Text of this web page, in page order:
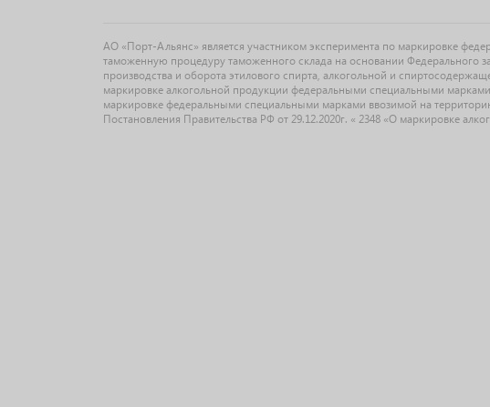
АО «Порт-Альянс» является участником эксперимента по маркировке
таможенную процедуру таможенного склада на основании Федерального
производства и оборота этилового спирта, алкогольной и
маркировке алкогольной продукции федеральными специальными
маркировке федеральными специальными марками ввозимой на
Постановления Правительства РФ от 29.12.2020г. « 2348 «О маркировке